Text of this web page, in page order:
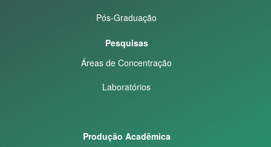
Pós-Graduação
Pesquisas
Áreas de Concentração
Laboratórios
Produção Acadêmica